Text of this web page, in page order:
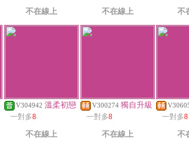
不在線上 不在線上 不
V304942 溫柔初戀
一對多8
不在線上
V300274 獨自升級
一對多8
不在線上
一對多8
不